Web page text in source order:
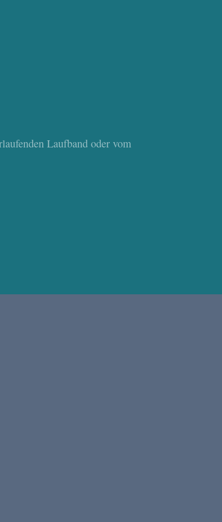
Laufband oder vom